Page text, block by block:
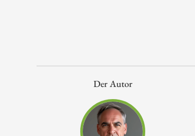
Der Autor